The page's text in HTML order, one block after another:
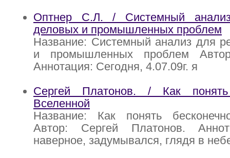
Оптнер С.Л. / Системный
деловых и промышленных проблем
Название: Системный анализ для
и промышленных проблем
Аннотация: Сегодня, 4.07.09г. я
Сергей Платонов. / Как понять
Вселенной
Название: Как понять
Автор: Сергей Платонов.
наверное, задумывался, глядя в